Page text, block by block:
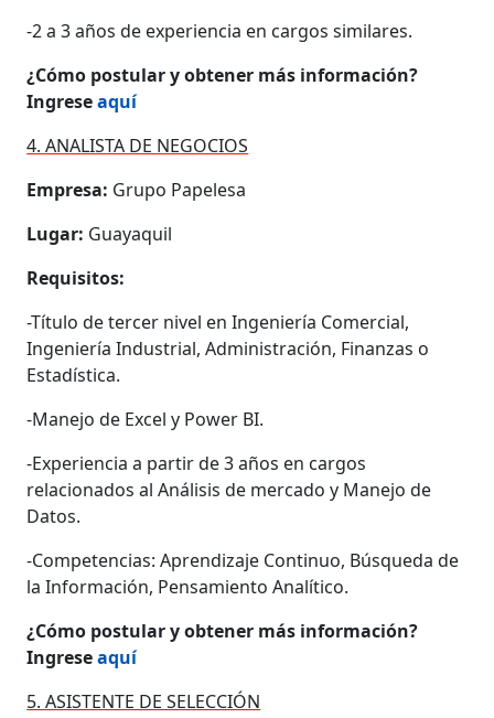
-2 a 3 años de experiencia en cargos similares.
¿Cómo postular y obtener más información?
Ingreseaquí
4. ANALISTA DE NEGOCIOS
Empresa: Grupo Papelesa
Lugar: Guayaquil
Requisitos:
-Título de tercer nivel en Ingeniería Comercial,
Ingeniería Industrial, Administración, Finanzas o
Estadística.
-Manejo de Excel y Power BI.
-Experiencia a partir de 3 años en cargos
relacionados al Análisis de mercado y Manejo de
Datos.
-Competencias: Aprendizaje Continuo, Búsqueda de
la Información, Pensamiento Analítico.
¿Cómo postular y obtener más información?
Ingreseaquí
5. ASISTENTE DE SELECCIÓN